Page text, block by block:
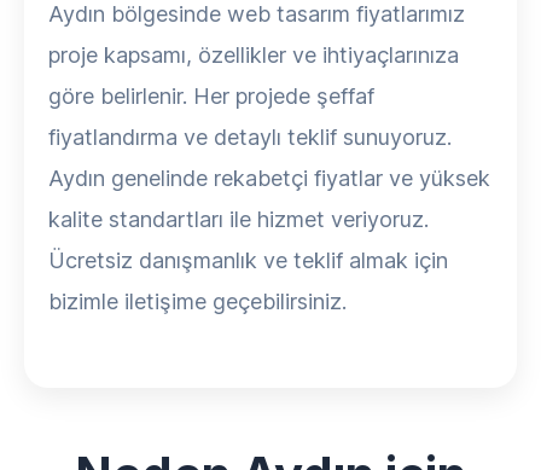
Aydın bölgesinde web tasarım fiyatlarımız
proje kapsamı, özellikler ve ihtiyaçlarınıza
göre belirlenir. Her projede şeffaf
fiyatlandırma ve detaylı teklif sunuyoruz.
Aydın genelinde rekabetçi fiyatlar ve yüksek
kalite standartları ile hizmet veriyoruz.
Ücretsiz danışmanlık ve teklif almak için
bizimle iletişime geçebilirsiniz.